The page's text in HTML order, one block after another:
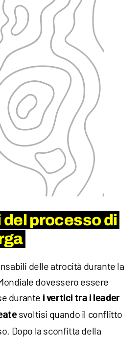
del processo di
delle atrocità durante la
dovessero essere
durante i vertici tra i leader
svoltisi quando il conflitto
Dopo la sconfitta della